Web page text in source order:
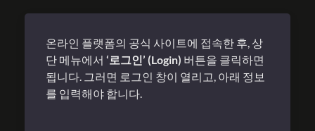
온라인 플랫폼의 공식 사이트에 접속한 후, 상
단 메뉴에서 ‘로그인’ (Login) 버튼을 클릭하면
됩니다. 그러면 로그인 창이 열리고, 아래 정보
를 입력해야 합니다.